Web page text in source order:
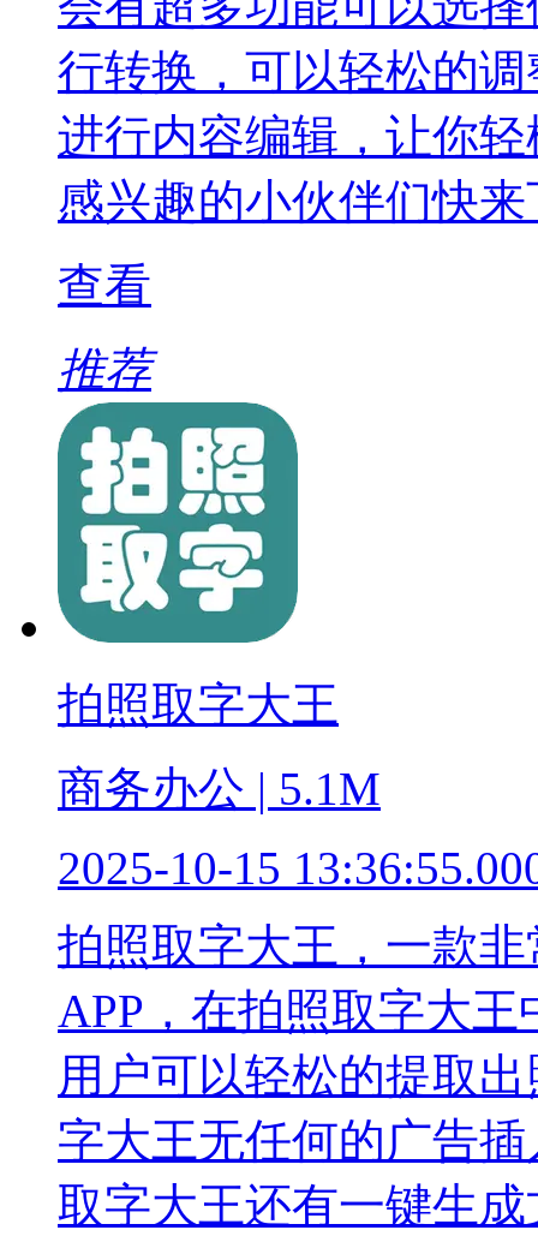
行转换，可以轻松的
进行内容编辑，让你
感兴趣的小伙伴们快
查看
推荐
拍照取字大王
商务办公 | 5.1M
2025-10-15
拍照取字大王，一款
APP，在拍照取字大
用户可以轻松的提取
字大王无任何的广告
取字大王还有一键生